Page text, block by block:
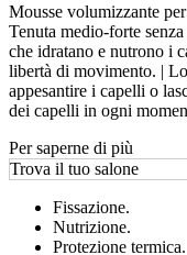
Mousse volumizzante
Tenuta medio-forte
che idratano e nutrono i
libertà di movimento. |
appesantire i capelli o
dei capelli in ogni
Per saperne di più
Trova il tuo salone
Fissazione.
Nutrizione.
Protezione termica.